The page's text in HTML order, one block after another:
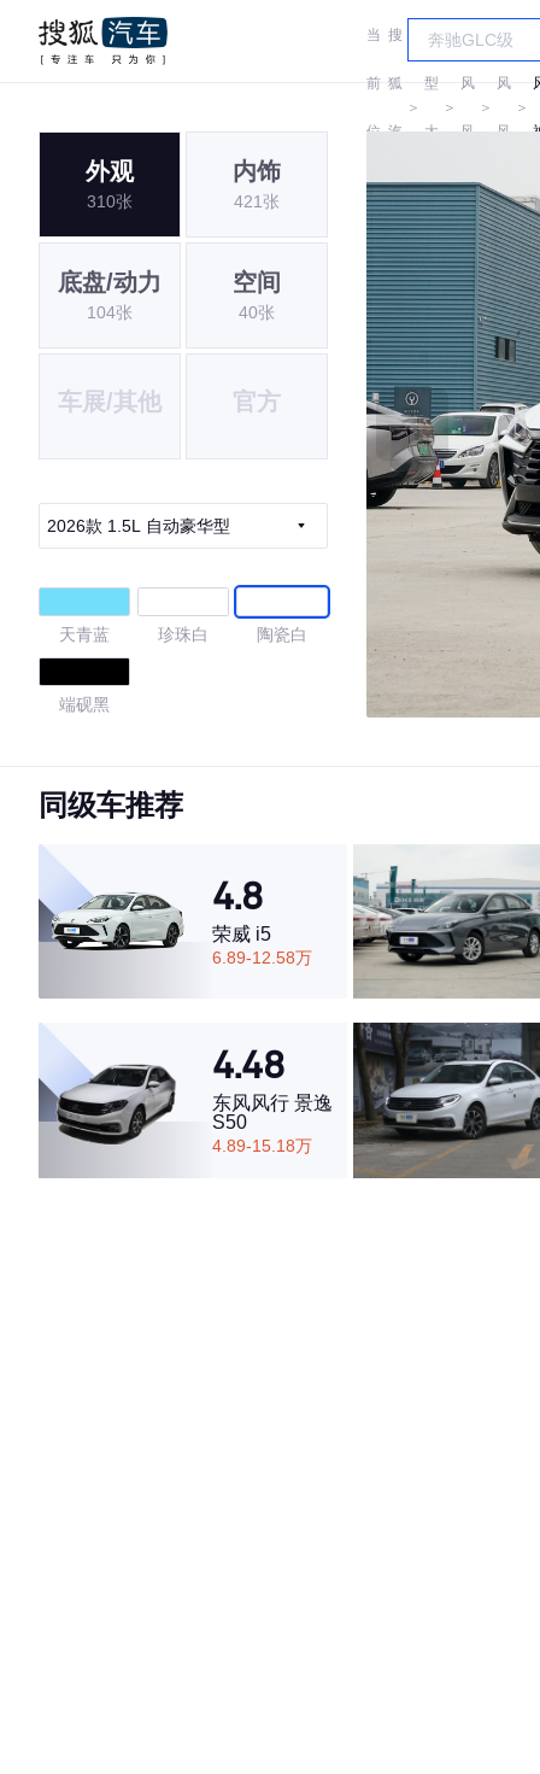
当
前
位
置:
搜
狐
汽
车
＞
车
型
大
全
＞
东
风
风
神
＞
东
风
风
＞
外观
310张
内饰
421张
底盘/动力
104张
空间
40张
车展/其他 官方
2026款 1.5L 自动豪华型
天青蓝 珍珠白 陶瓷白
端砚黑
4.71
·外观表现较为优秀，优于71%同级车
·内饰表现较为优秀，优于72%同级车
·空间表现一般，低于56%同级车
同级车推荐
4.8
荣威 i5
6.89-12.58万
4.48
东风风行 景逸
S50
4.89-15.18万